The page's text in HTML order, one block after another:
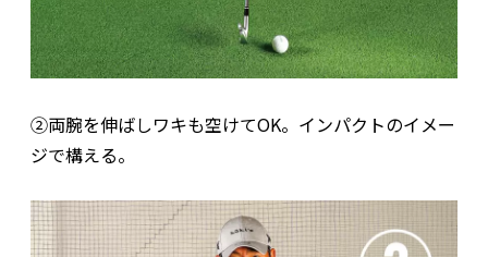
②両腕を伸ばしワキも空けてOK。インパクトのイメー
ジで構える。